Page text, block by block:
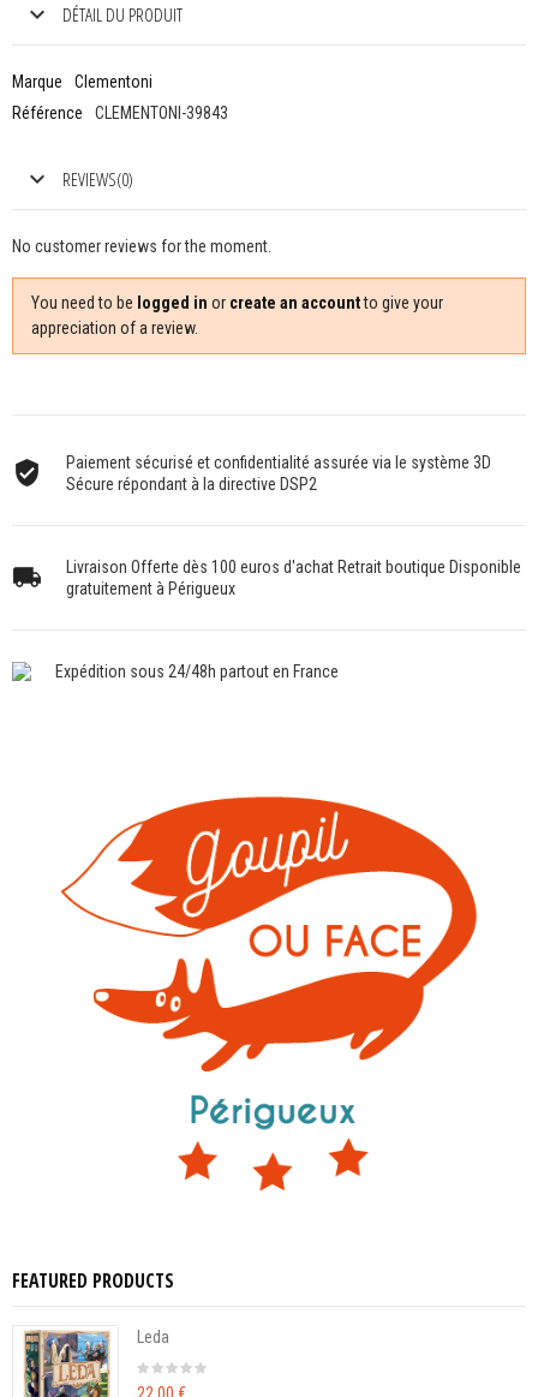
DÉTAIL DU PRODUIT
Marque
Clementoni
Référence
CLEMENTONI-39843
REVIEWS(0)
No customer reviews for the moment.
You need to be logged in or create an accountto give your
appreciation of a review.
Paiement sécurisé et confidentialité assurée via le système 3D
Sécure répondant à la directive DSP2
Livraison Offerte dès 100 euros d'achat Retrait boutique Disponible
gratuitement à Périgueux
Expédition sous 24/48h partout en France
FEATURED PRODUCTS
Leda